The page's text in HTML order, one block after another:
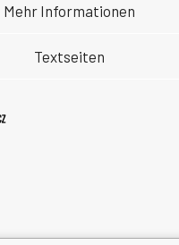
Mehr Informationen
Textseiten